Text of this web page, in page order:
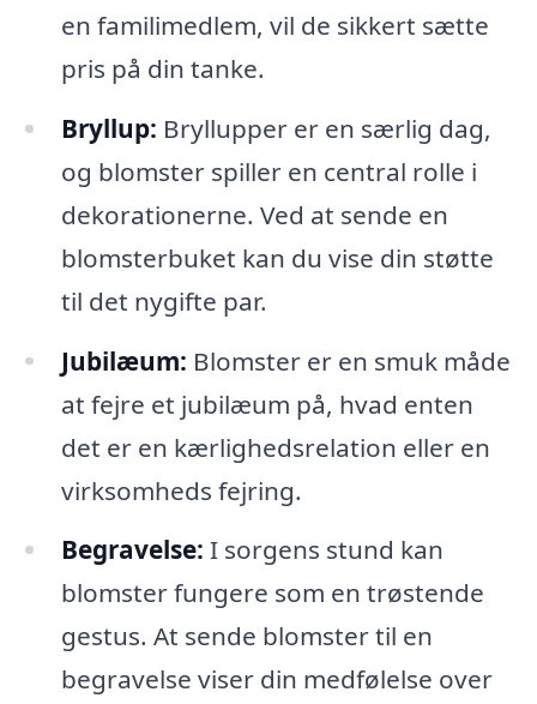
en familimedlem, vil de sikkert sætte
pris på din tanke.
Bryllup: Bryllupper er en særlig dag,
og blomster spiller en central rolle i
dekorationerne. Ved at sende en
blomsterbuket kan du vise din støtte
til det nygifte par.
Jubilæum: Blomster er en smuk måde
at fejre et jubilæum på, hvad enten
det er en kærlighedsrelation eller en
virksomheds fejring.
Begravelse: I sorgens stund kan
blomster fungere som en trøstende
gestus. At sende blomster til en
begravelse viser din medfølelse over